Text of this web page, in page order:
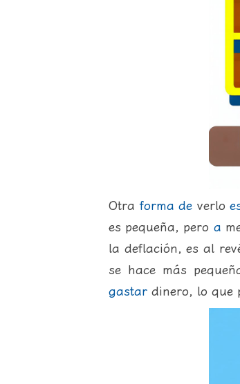
Otraforma de verlo
es pequeña, pero a
la deflación, es al
se hace más
gastar dinero, lo que